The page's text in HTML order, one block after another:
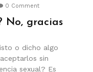
0 Comment
No, gracias
o dicho algo
sin
sexual? Es